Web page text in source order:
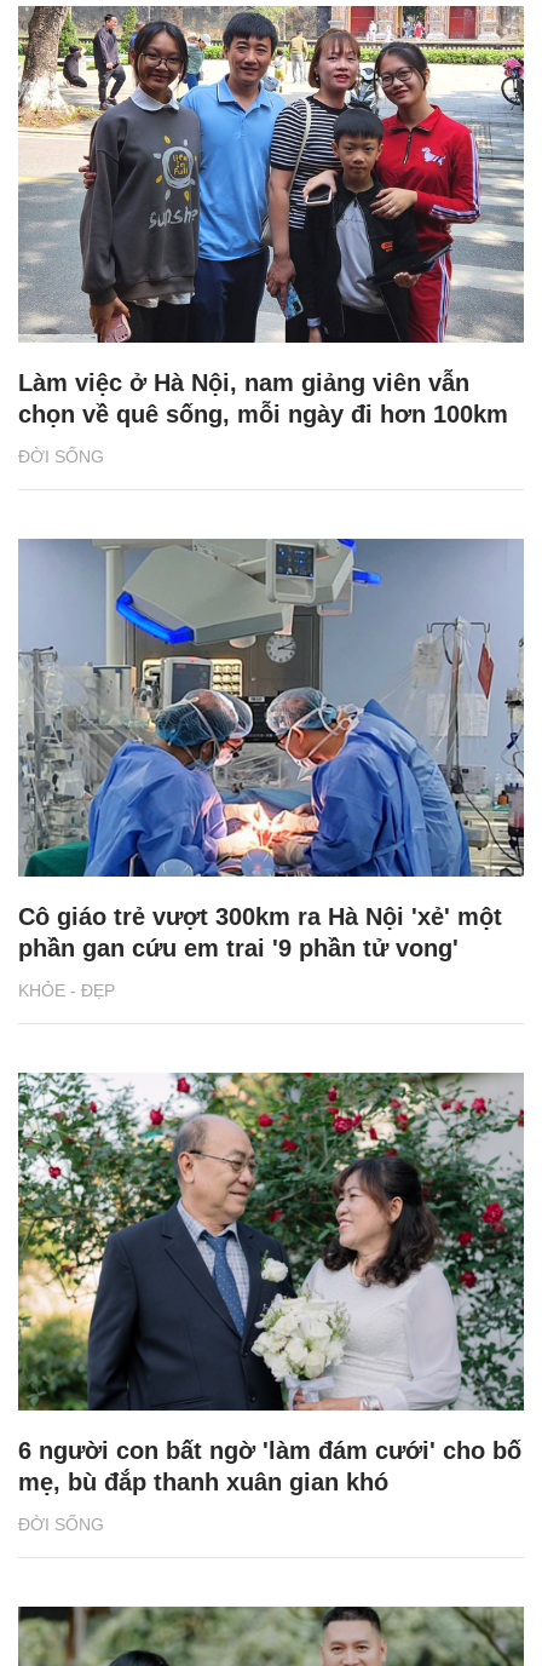
ĐỜI SỐNG
Làm việc ở Hà Nội, nam giảng viên vẫn
chọn về quê sống, mỗi ngày đi hơn 100km
KHỎE - ĐẸP
Cô giáo trẻ vượt 300km ra Hà Nội 'xẻ' một
phần gan cứu em trai '9 phần tử vong'
ĐỜI SỐNG
6 người con bất ngờ 'làm đám cưới' cho bố
mẹ, bù đắp thanh xuân gian khó